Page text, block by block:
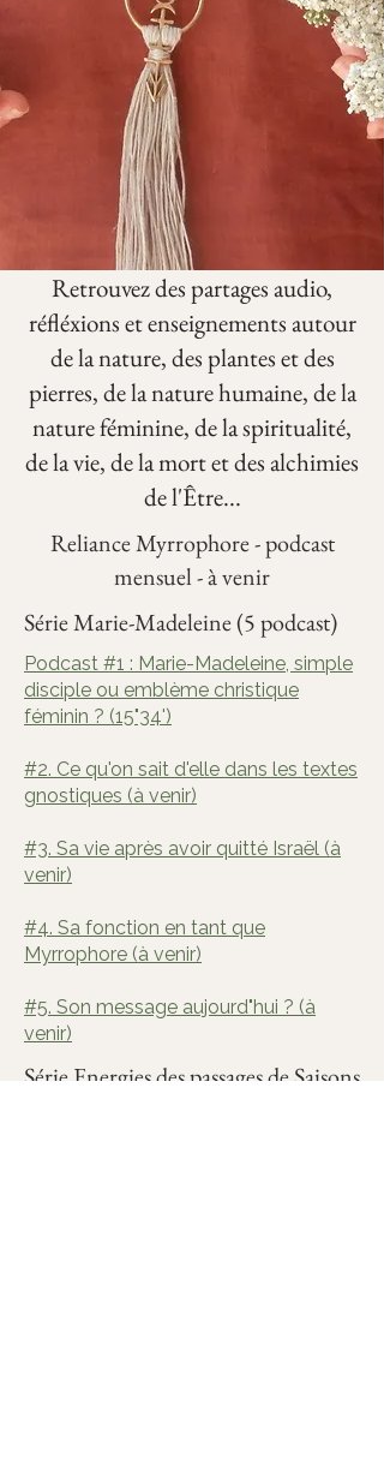
Retrouvez des partages audio,
réfléxions et enseignements autour
de la nature, des plantes et des
pierres, de la nature humaine, de la
nature féminine, de la spiritualité,
de la vie, de la mort et des alchimies
de l'Être...
Reliance Myrrophore - podcast
mensuel - à venir
Série Marie-Madeleine (5 podcast)
Podcast #1 : Marie-Madeleine, simple
disciple ou emblème christique
féminin ? (15"34')
#2. Ce qu'on sait d'elle dans les textes
gnostiques (à venir)
#3. Sa vie après avoir quitté Israël (à
venir)
#4. Sa fonction en tant que
Myrrophore (à venir)
#5. Son message aujourd"hui ? (à
venir)
Série Energies des passages de Saisons